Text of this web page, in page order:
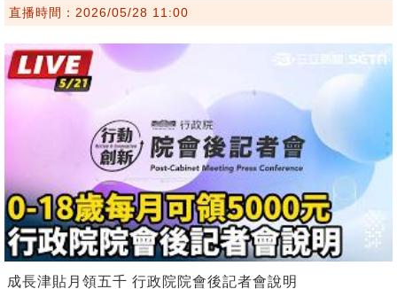
直播時間：2026/05/28 11:00
成長津貼月領五千 行政院院會後記者會說明